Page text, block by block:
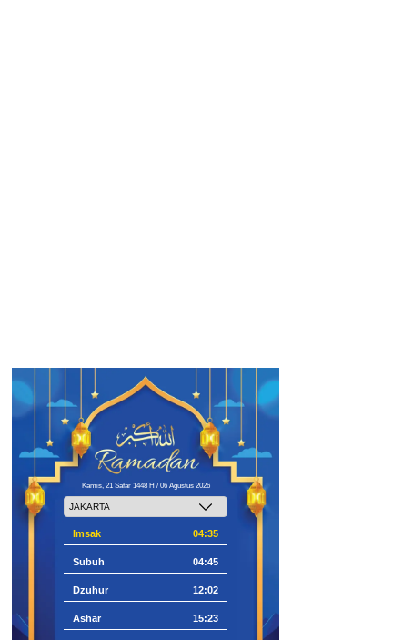
Kamis, 21 Safar 1448 H / 06 Agustus 2026
Imsak 04:35
Subuh 04:45
Dzuhur 12:02
Ashar 15:23